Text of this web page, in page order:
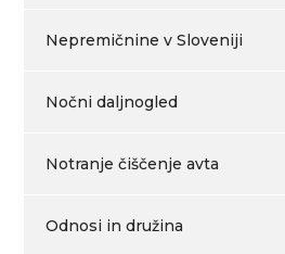
Nepremičnine v Sloveniji
Nočni daljnogled
Notranje čiščenje avta
Odnosi in družina